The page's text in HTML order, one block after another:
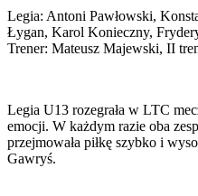
Legia: Antoni Pawłowski,
Łygan, Karol Konieczny,
Trener: Mateusz Majewski, II
Legia U13 rozegrała w LTC
emocji. W każdym razie oba
przejmowała piłkę szybko i
Gawryś.